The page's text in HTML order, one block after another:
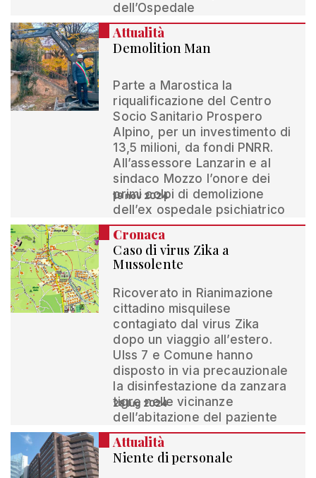
dell’Ospedale
Attualità
Demolition Man
Parte a Marostica la
riqualificazione del Centro
Socio Sanitario Prospero
Alpino, per un investimento di
13,5 milioni, da fondi PNRR.
All’assessore Lanzarin e al
sindaco Mozzo l’onore dei
primi colpi di demolizione
dell’ex ospedale psichiatrico
19 nov 2024
Cronaca
Caso di virus Zika a
Mussolente
Ricoverato in Rianimazione
cittadino misquilese
contagiato dal virus Zika
dopo un viaggio all’estero.
Ulss 7 e Comune hanno
disposto in via precauzionale
la disinfestazione da zanzara
tigre nelle vicinanze
dell’abitazione del paziente
28 lug 2024
Attualità
Niente di personale